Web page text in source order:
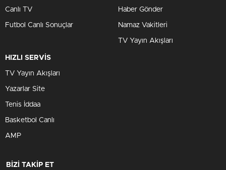
Canlı TV
Futbol Canlı Sonuçlar
Haber Gönder
Namaz Vakitleri
TV Yayın Akışları
HIZLI SERVİS
TV Yayın Akışları
Yazarlar Site
Tenis İddaa
Basketbol Canlı
AMP
BİZİ TAKİP ET